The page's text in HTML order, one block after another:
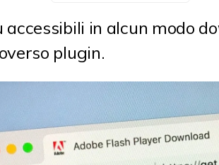
accessibili in alcun modo
plugin.